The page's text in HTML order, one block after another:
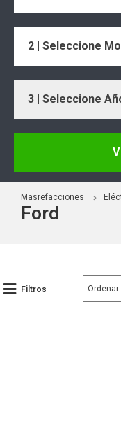
2 | Seleccione
3 | Seleccione
Masrefacciones
Ford
Filtros